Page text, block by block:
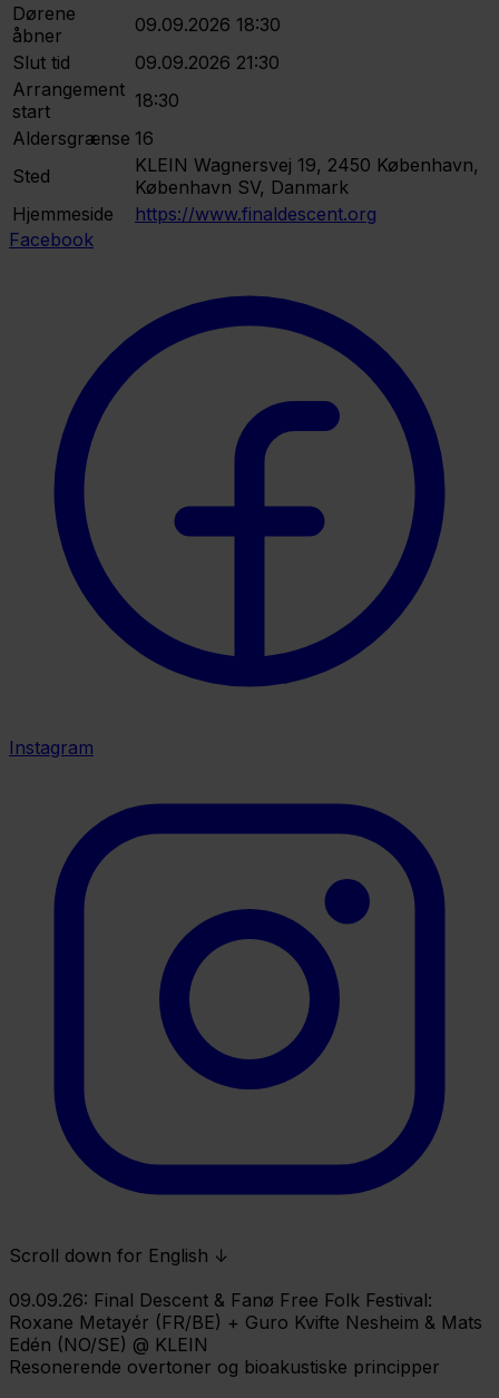
Dørene
åbner
09.09.2026 18:30
Slut tid
09.09.2026 21:30
Arrangement
start
18:30
Aldersgrænse 16
Sted
KLEIN Wagnersvej 19, 2450 København,
København SV, Danmark
Hjemmeside
https://www.finaldescent.org
Facebook
Instagram
Scroll down for English ↓
09.09.26: Final Descent & Fanø Free Folk Festival:
Roxane Metayér (FR/BE) + Guro Kvifte Nesheim & Mats
Edén (NO/SE) @ KLEIN
Resonerende overtoner og bioakustiske principper